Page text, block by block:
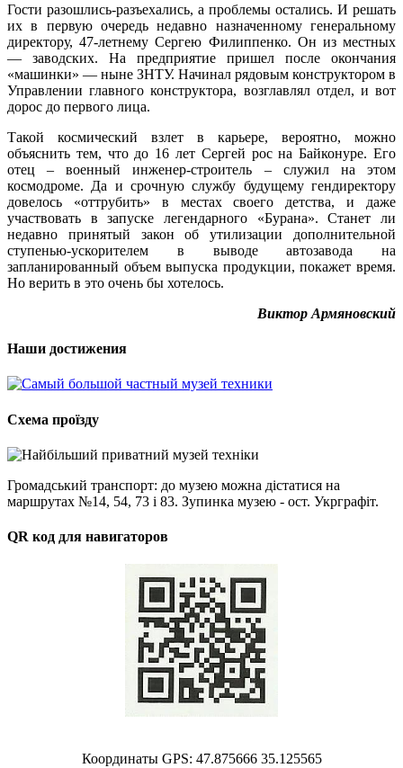
Гости разошлись-разъехались, а проблемы остались. И решать
их в первую очередь недавно назначенному генеральному
директору, 47-летнему Сергею Филиппенко. Он из местных
— заводских. На предприятие пришел после окончания
«машинки» — ныне ЗНТУ. Начинал рядовым конструктором в
Управлении главного конструктора, возглавлял отдел, и вот
дорос до первого лица.
Такой космический взлет в карьере, вероятно, можно
объяснить тем, что до 16 лет Сергей рос на Байконуре. Его
отец – военный инженер-строитель – служил на этом
космодроме. Да и срочную службу будущему гендиректору
довелось «оттрубить» в местах своего детства, и даже
участвовать в запуске легендарного «Бурана». Станет ли
недавно принятый закон об утилизации дополнительной
ступенью-ускорителем в выводе автозавода на
запланированный объем выпуска продукции, покажет время.
Но верить в это очень бы хотелось.
Виктор Армяновский
Наши достижения
Схема проїзду
Громадський транспорт: до музею можна дістатися на
маршрутах №14, 54, 73 і 83. Зупинка музею - ост. Укрграфіт.
QR код для навигаторов
Координаты GPS: 47.875666 35.125565